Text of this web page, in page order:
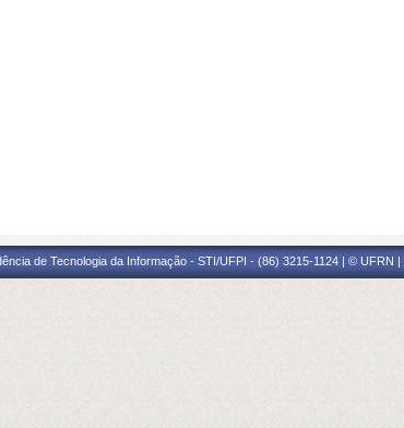
de Tecnologia da Informação - STI/UFPI - (86) 3215-1124 | © UFRN |